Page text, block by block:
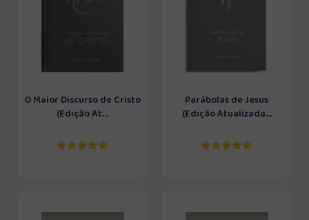
O Maior Discurso de Cristo
(Edição At...
Parábolas de Jesus
(Edição Atualizada...